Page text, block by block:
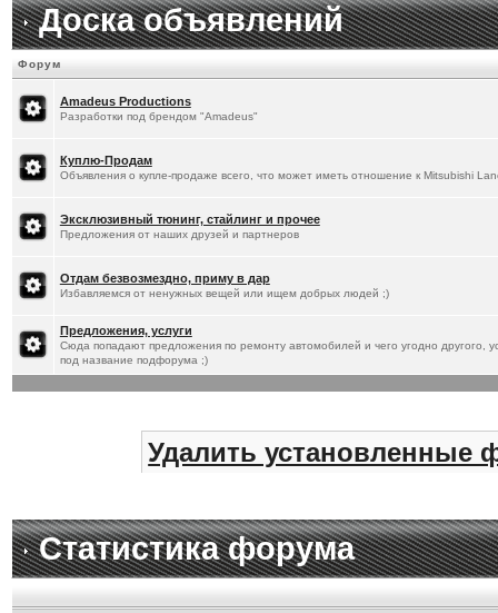
Доска объявлений
Форум
Amadeus Productions
Разработки под брендом "Amadeus"
Куплю-Продам
Объявления о купле-продаже всего, что может иметь отношение к Mitsubishi
Эксклюзивный тюнинг, стайлинг и прочее
Предложения от наших друзей и партнеров
Отдам безвозмездно, приму в дар
Избавляемся от ненужных вещей или ищем добрых людей ;)
Предложения, услуги
Сюда попадают предложения по ремонту автомобилей и чего угодно другого,
под название подфорума ;)
Удалить установленные
Статистика форума